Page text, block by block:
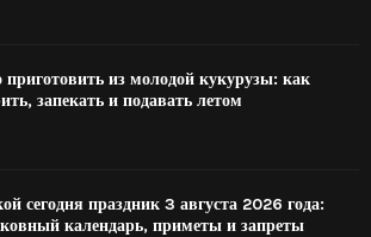
приготовить из молодой кукурузы: как
запекать и подавать летом
сегодня праздник 3 августа 2026 года:
календарь, приметы и запреты